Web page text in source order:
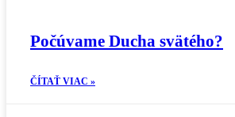
Počúvame Ducha svätého?
ČÍTAŤ VIAC »